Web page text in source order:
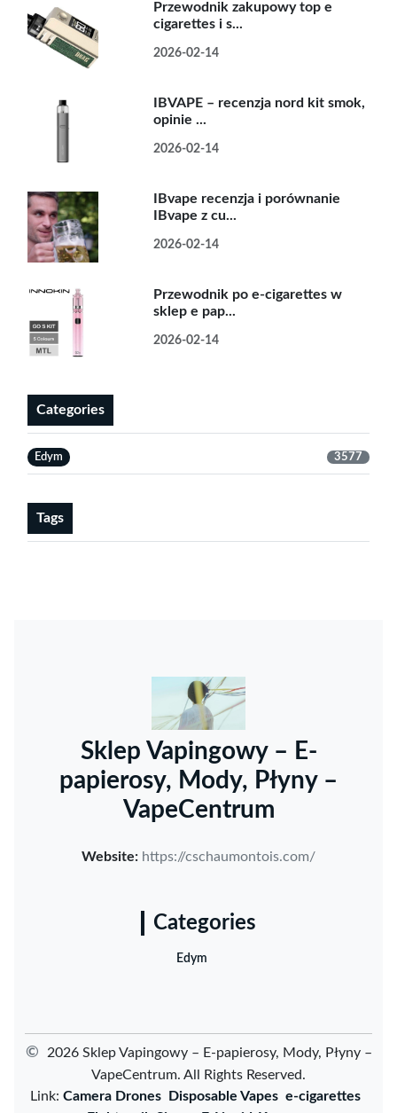
Przewodnik zakupowy top e
cigarettes i s...
2026-02-14
IBVAPE – recenzja nord kit smok,
opinie ...
2026-02-14
IBvape recenzja i porównanie
IBvape z cu...
2026-02-14
Przewodnik po e-cigarettes w
sklep e pap...
2026-02-14
Categories
Edym 3577
Tags
Sklep Vapingowy – E-
papierosy, Mody, Płyny –
VapeCentrum
Website: https://cschaumontois.com/
Categories
Edym
©
2026 Sklep Vapingowy – E-papierosy, Mody, Płyny –
VapeCentrum. All Rights Reserved.
Link: Camera Drones Disposable Vapes e-cigarettes